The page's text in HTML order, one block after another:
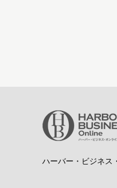
ハーバー・ビジネス